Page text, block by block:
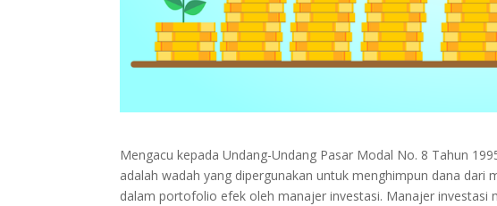
Mengacu kepada Undang-Undang Pasar Modal No. 8 Tahun
adalah wadah yang dipergunakan untuk menghimpun dana
dalam portofolio efek oleh manajer investasi. Manajer investasi